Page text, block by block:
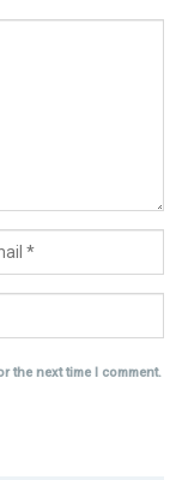
the next time I comment.